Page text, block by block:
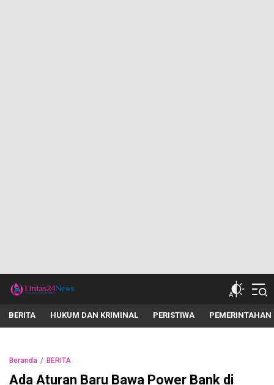
lintas24news.com
Menyingkap Setiap Realita
BERITA HUKUM DAN KRIMINAL PERISTIWA PEMERINTAHAN
Beranda BERITA
Ada Aturan Baru Bawa Power Bank di